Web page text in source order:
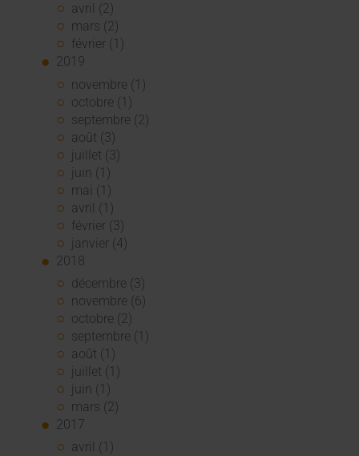
avril (2)
mars (2)
février (1)
2019
novembre (1)
octobre (1)
septembre (2)
août (3)
juillet (3)
juin (1)
mai (1)
avril (1)
février (3)
janvier (4)
2018
décembre (3)
novembre (6)
octobre (2)
septembre (1)
août (1)
juillet (1)
juin (1)
mars (2)
2017
avril (1)